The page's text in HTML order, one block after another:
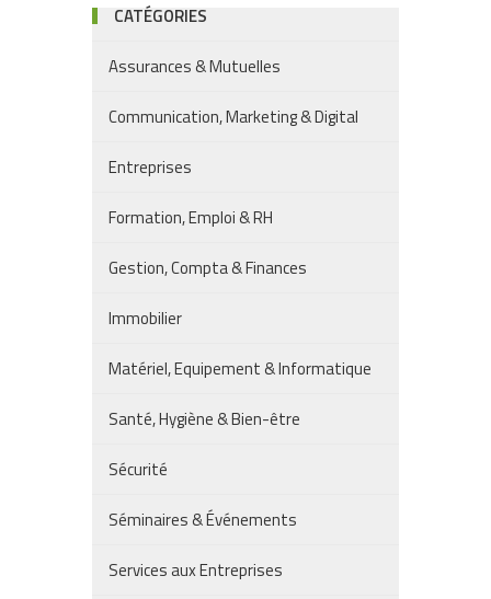
CATÉGORIES
Assurances & Mutuelles
Communication, Marketing & Digital
Entreprises
Formation, Emploi & RH
Gestion, Compta & Finances
Immobilier
Matériel, Equipement & Informatique
Santé, Hygiène & Bien-être
Sécurité
Séminaires & Événements
Services aux Entreprises